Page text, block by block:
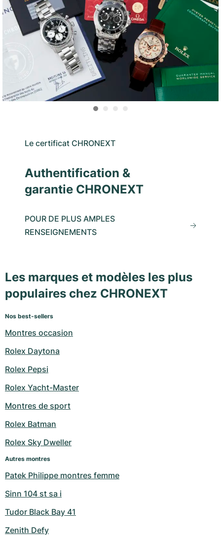
Le certificat CHRONEXT
Authentification &
garantie CHRONEXT
POUR DE PLUS AMPLES
RENSEIGNEMENTS
Les marques et modèles les plus
populaires chez CHRONEXT
Nos best-sellers
Montres occasion
Rolex Daytona
Rolex Pepsi
Rolex Yacht-Master
Montres de sport
Rolex Batman
Rolex Sky Dweller
Autres montres
Patek Philippe montres femme
Sinn 104 st sa i
Tudor Black Bay 41
Zenith Defy